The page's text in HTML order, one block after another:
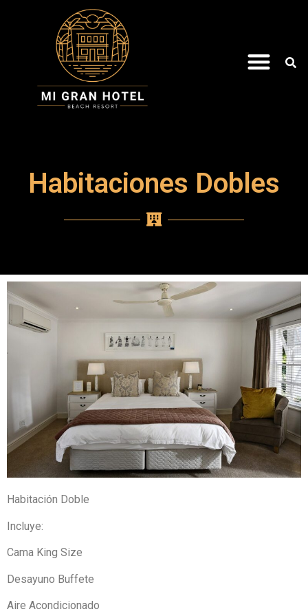
Habitaciones Dobles
Habitación Doble
Incluye:
Cama King Size
Desayuno Buffete
Aire Acondicionado